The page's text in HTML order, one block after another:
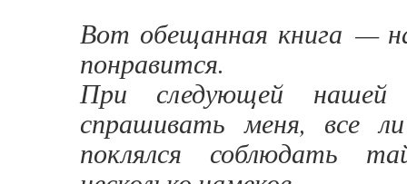
Вот обещанная книга —
понравится.
При следующей нашей
спрашивать меня, все
поклялся соблюдать